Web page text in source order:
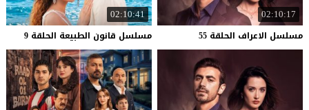
02:10:17
مسلسل الاعراف الحلقة 55
02:10:41
مسلسل قانون الطبيعة الحلقة 9